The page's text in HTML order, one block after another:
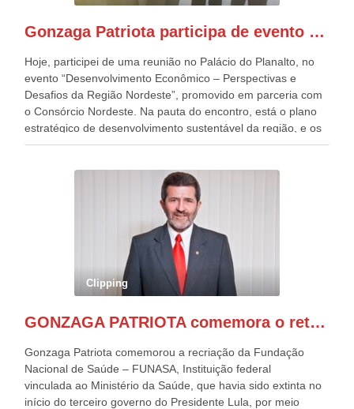
Independentes, dobrou na Esplanada. Eu, Lula e os
Patriota.
Gonzaga Patriota participa de evento em prol do desenvolvimento do Nordeste
Hoje, participei de uma reunião no Palácio do Planalto, no
evento “Desenvolvimento Econômico – Perspectivas e
Desafios da Região Nordeste”, promovido em parceria com
o Consórcio Nordeste. Na pauta do encontro, está o plano
estratégico de desenvolvimento sustentável da região, e os
desafios para a elaboração de políticas públicas, que
evento contou com a presença do Vice-presidente Geraldo
Alckmin, que também ocupa o Ministério do
Desenvolvimento, Indústria, Comércio e Serviços, o ex
governador de Pernambuco, agora Presidente do Banco do
Nordeste, Paulo Câmara, o ex Deputado Federal, e
atualmente Superintendente da SUDENE, Danilo Cabral, da
Governadora de Pernambuco, Raquel Lyra, os ministros da
Casa Civil, Rui Costa, e da Integração e do Desenvolvimento
de todo Nordeste que também ajudam a fomentar o
Clipping
GONZAGA PATRIOTA comemora o retorno da FUNASA
Gonzaga Patriota comemorou a recriação da Fundação
Nacional de Saúde – FUNASA, Instituição federal
vinculada ao Ministério da Saúde, que havia sido extinta no
início do terceiro governo do Presidente Lula, por meio